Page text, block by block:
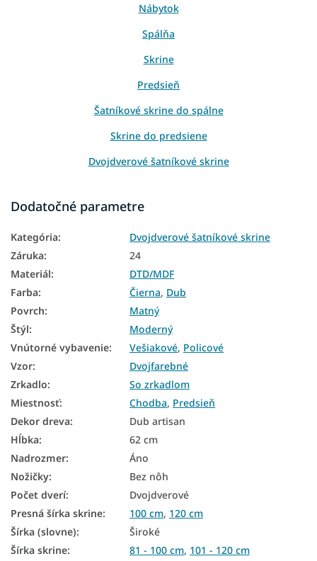
Nábytok
Spálňa
Skrine
Predsieň
Šatníkové skrine do spálne
Skrine do predsiene
Dvojdverové šatníkové skrine
Skrine podľa šírky
Skrine podľa výšky
Skrine podľa materiálu
Skrine podľa farby
Skrine podľa štýlu
Skrine podľa typu
Lacné skrine
Policové skrine
Skrine so zrkadlom
Čierne šatníkové skrine
Šatníkové skrine so zrkadlom
Šatníkové skrine s posuvnými dverami
Skrine na chodbu
Dodatočné parametre
Kategória:
Dvojdverové šatníkové skrine
Záruka:
24
Materiál:
DTD/MDF
Farba: Čierna, Dub
Povrch:
Matný
Štýl:
Moderný
Vnútorné vybavenie: Vešiakové, Policové
Vzor:
Dvojfarebné
Zrkadlo:
So zrkadlom
Miestnosť: Chodba, Predsieň
Dekor dreva:
Dub artisan
Hĺbka:
62 cm
Nadrozmer:
Áno
Nožičky:
Bez nôh
Počet dverí:
Dvojdverové
Presná šírka skrine: 100 cm, 120 cm
Šírka (slovne):
Široké
Šírka skrine: 81 - 100 cm, 101 - 120 cm